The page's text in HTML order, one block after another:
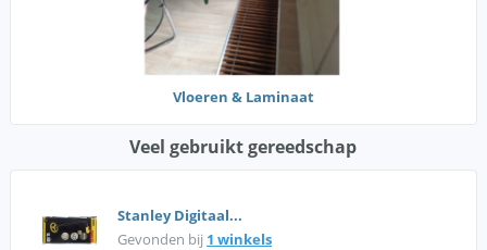
Vloeren & Laminaat
Veel gebruikt gereedschap
Stanley Digitaal...
Gevonden bij 1 winkels